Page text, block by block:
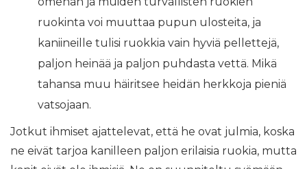
ruokinta voi muuttaa pupun ulosteita, ja
kaniineille tulisi ruokkia vain hyviä pellettejä,
paljon heinää ja paljon puhdasta vettä. Mikä
tahansa muu häiritsee heidän herkkoja pieniä
vatsojaan.
Jotkut ihmiset ajattelevat, että he ovat julmia, koska
ne eivät tarjoa kanilleen paljon erilaisia ​​ruokia, mutta